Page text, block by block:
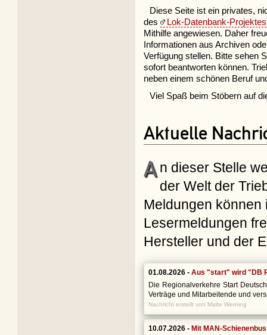
Diese Seite ist ein privates,
des
Lok-Datenbank-Projektes
Mithilfe angewiesen. Daher
Informationen aus Archiven
Verfügung stellen. Bitte sehen
sofort beantworten können.
neben einem schönen Beruf
Viel Spaß beim Stöbern auf
Aktuelle
A n dieser Stelle
der Welt der
Meldungen
Lesermeldungen
Hersteller und der
01.08.2026 - Aus "start" wird "DB
Die Regionalverkehre Start
Verträge und Mitarbeitende und
Nachricht erstellt von Malte Werning
10.07.2026 - Mit MAN-